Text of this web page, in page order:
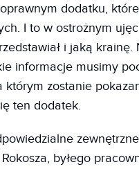
dodatku,
I to w ostrożnym
i jaką
informacje musimy
którym zostanie
ten dodatek.
byłego